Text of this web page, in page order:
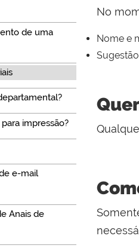
de uma
impressão?
e-mail
Anais de
No
Nome e